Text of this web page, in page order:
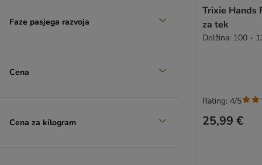
Faze pasjega razvoja
Cena
Cena za kilogram
Trixie Hands
za tek
Dolžina: 100 -
25,99 €
Rating: 4/5